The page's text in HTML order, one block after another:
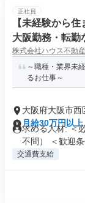
正社員
【未経験から
大阪勤務・転勤
株式会社ハウス不動
～職種・業界未
るお仕事～
大阪府大阪市西
月給30万円以上
求める人材: ＜
不問） ＜歓迎条
交通費支給